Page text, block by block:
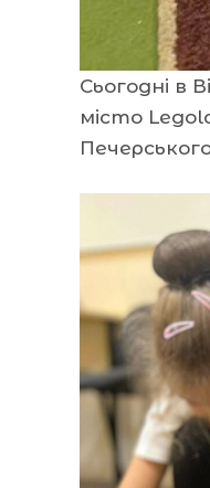
Сьогодні в
місто